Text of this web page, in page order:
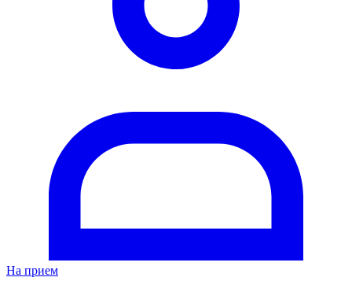
На прием